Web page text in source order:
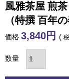
風雅茶屋 煎
（特撰 百年
価格 3,840